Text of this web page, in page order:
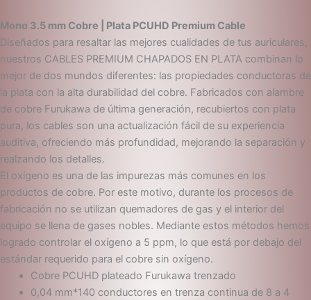
Mono 3.5 mm Cobre | Plata PCUHD Premium Cable
Diseñados para resaltar las mejores cualidades de tus auriculares,
nuestros CABLES PREMIUM CHAPADOS EN PLATA combinan lo
mejor de dos mundos diferentes: las propiedades conductoras de
la plata con la alta durabilidad del cobre. Fabricados con alambre
de cobre Furukawa de última generación, recubiertos con plata
pura, los cables son una actualización fácil de su experiencia
auditiva, ofreciendo más profundidad, mejorando la separación y
realzando los detalles.
El oxígeno es una de las impurezas más comunes en los
productos de cobre. Por este motivo, durante los procesos de
fabricación no se utilizan quemadores de gas y el interior del
equipo se llena de gases nobles. Mediante estos métodos hemos
logrado controlar el oxígeno a 5 ppm, lo que está por debajo del
estándar requerido para el cobre sin oxígeno.
Cobre PCUHD plateado Furukawa trenzado
0,04 mm*140 conductores en trenza continua de 8 a 4